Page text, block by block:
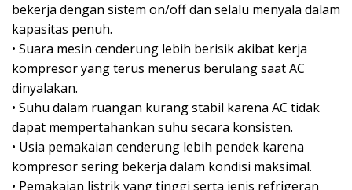
bekerja dengan sistem on/off dan selalu menyala dalam
kapasitas penuh.
• Suara mesin cenderung lebih berisik akibat kerja
kompresor yang terus menerus berulang saat AC
dinyalakan.
• Suhu dalam ruangan kurang stabil karena AC tidak
dapat mempertahankan suhu secara konsisten.
• Usia pemakaian cenderung lebih pendek karena
kompresor sering bekerja dalam kondisi maksimal.
• Pemakaian listrik yang tinggi serta jenis refrigeran